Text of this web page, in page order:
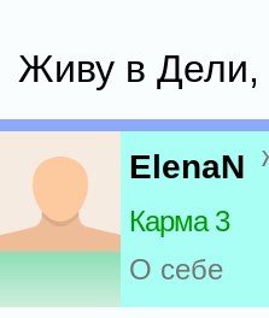
Живу в Дели,
ElenaN
Карма 3
О себе